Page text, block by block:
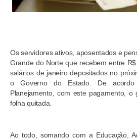
Os servidores ativos, aposentados e
Grande do Norte que recebem entre
salários de janeiro depositados no
o Governo do Estado. De
Planejamento, com este pagamento,
folha quitada.
Ao todo, somando com a Educação,